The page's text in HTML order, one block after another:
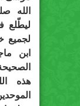
الله
ليطّلع
لجميع
ابن
هذه